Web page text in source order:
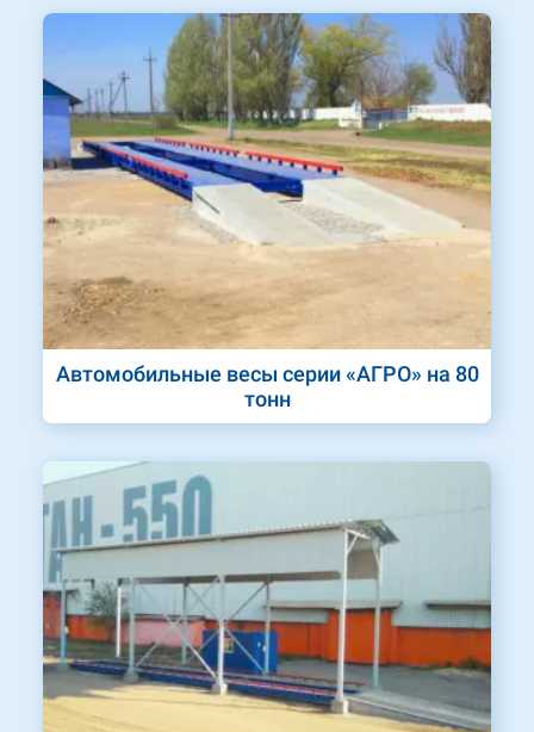
Автомобильные весы серии «АГРО» на 80
тонн